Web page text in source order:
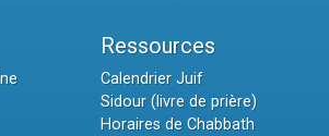
Ressources
Calendrier Juif
Sidour (livre de prière)
Horaires de Chabbath